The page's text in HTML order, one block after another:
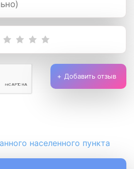
Добавить отзыв
населенного пункта